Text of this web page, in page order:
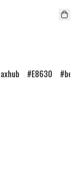
E8630